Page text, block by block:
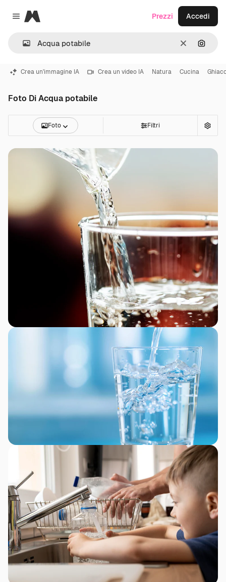
Close menu
Magnific
CancellaCerca
Prezzi Accedi
Crea un'immagine IA Crea un video IA Natura Cucina
Foto Di Acqua potabile
Foto Filtri